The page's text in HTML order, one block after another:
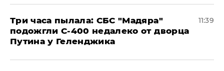
Три часа пылала: СБС "Мадяра"
подожгли С-400 недалеко от дворца
Путина у Геленджика
11:39